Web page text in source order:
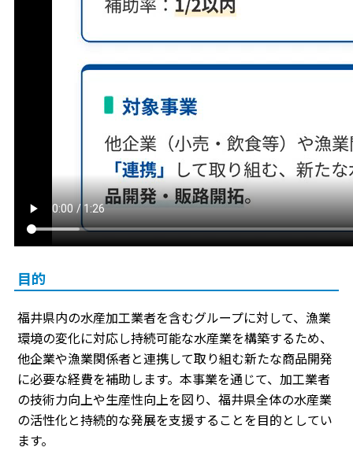
目的
福井県内の水産加工業者を含むグループに対して、漁業
環境の変化に対応し持続可能な水産業を構築するため、
他企業や漁業関係者と連携して取り組む新たな商品開発
に必要な経費を補助します。本事業を通じて、加工業者
の技術力向上や生産性向上を図り、福井県全体の水産業
の活性化と持続的な発展を支援することを目的としてい
ます。